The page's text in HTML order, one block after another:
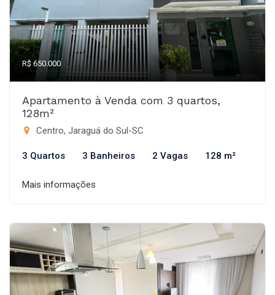
R$ 650.000
Apartamento à Venda com 3 quartos,
128m²
Centro, Jaraguá do Sul-SC
3 Quartos 3 Banheiros 2 Vagas 128 m²
Mais informações